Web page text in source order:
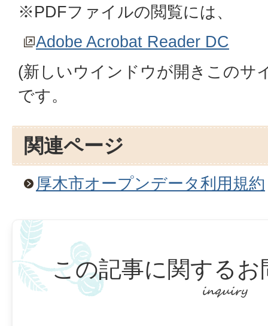
※PDFファイルの閲覧には、
Adobe Acrobat Reader DC
(新しいウインドウが開きこのサ
です。
関連ページ
厚木市オープンデータ利用規約
この記事に関するお